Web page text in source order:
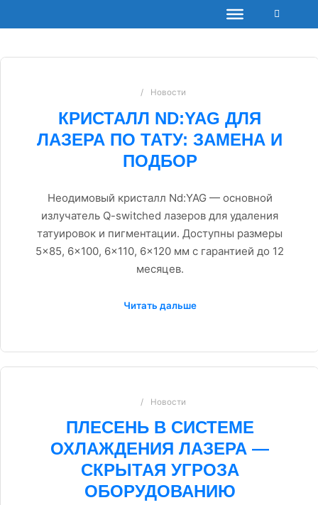
Боковая
Новости
КРИСТАЛЛ ND:YAG ДЛЯ
ЛАЗЕРА ПО ТАТУ: ЗАМЕНА И
ПОДБОР
Неодимовый кристалл Nd:YAG — основной
излучатель Q-switched лазеров для удаления
татуировок и пигментации. Доступны размеры
5×85, 6×100, 6×110, 6×120 мм с гарантией до 12
месяцев.
Читать дальше
Новости
ПЛЕСЕНЬ В СИСТЕМЕ
ОХЛАЖДЕНИЯ ЛАЗЕРА —
СКРЫТАЯ УГРОЗА
ОБОРУДОВАНИЮ